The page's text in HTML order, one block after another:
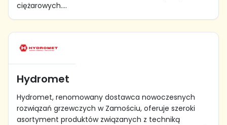
ciężarowych....
Hydromet
Hydromet, renomowany dostawca nowoczesnych
rozwiązań grzewczych w Zamościu, oferuje szeroki
asortyment produktów związanych z techniką